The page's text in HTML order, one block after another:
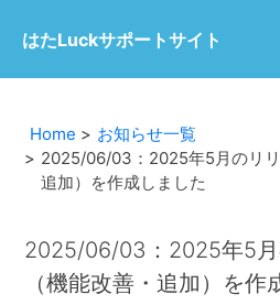
はたLuckサポートサイト
Home
お知らせ一覧
2025/06/03：2025年5月のリ
追加）を作成しました
2025/06/03：2025年5月
（機能改善・追加）を作